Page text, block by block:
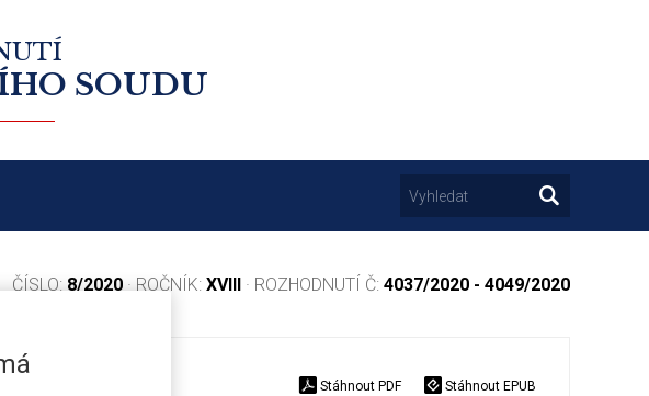
SOUDU
ČÍSLO: 8/2020 · ROČNÍK: XVIII · ROZHODNUTÍ Č: 4037/2020 - 4049/2020
Stáhnout PDF Stáhnout EPUB